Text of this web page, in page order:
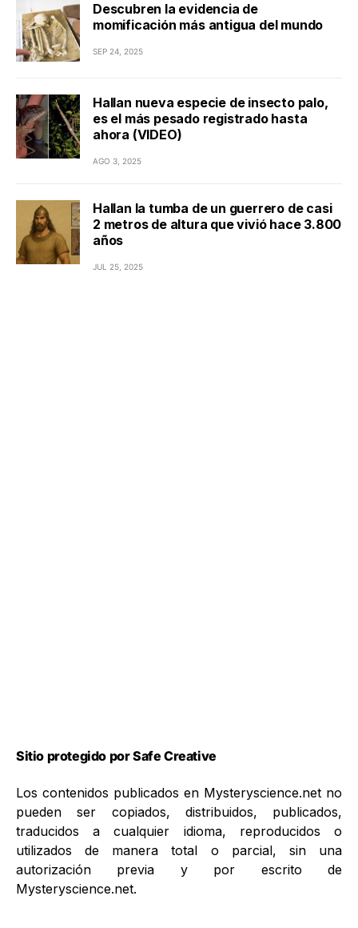
Descubren la evidencia de
momificación más antigua del mundo
SEP 24, 2025
Hallan nueva especie de insecto palo,
es el más pesado registrado hasta
ahora (VIDEO)
AGO 3, 2025
Hallan la tumba de un guerrero de casi
2 metros de altura que vivió hace 3.800
años
JUL 25, 2025
Sitio protegido por Safe Creative
Los contenidos publicados en Mysteryscience.net no
pueden ser copiados, distribuidos, publicados,
traducidos a cualquier idioma, reproducidos o
utilizados de manera total o parcial, sin una
autorización previa y por escrito de
Mysteryscience.net.